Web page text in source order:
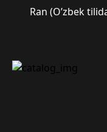
Ran (O’zbek